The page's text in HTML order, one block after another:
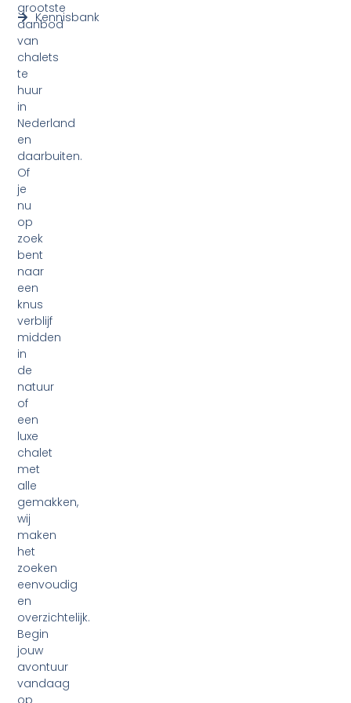
grootste
aanbod
van
chalets
te
huur
in
Nederland
en
daarbuiten.
Of
je
nu
op
zoek
bent
naar
een
knus
verblijf
midden
in
de
natuur
of
een
luxe
chalet
met
alle
gemakken,
wij
maken
het
zoeken
eenvoudig
en
overzichtelijk.
Begin
jouw
avontuur
vandaag
Kennisbank